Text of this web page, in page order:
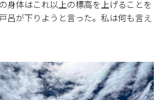
身体はこれ以上の標高を上げることを
呂が下りようと言った。私は何も言え